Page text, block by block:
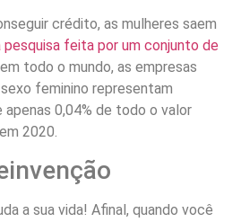
crédito, as mulheres saem
pesquisa feita por um conjunto de
todo o mundo, as empresas
feminino representam
0,04% de todo o valor
2020.
a sua vida! Afinal, quando você